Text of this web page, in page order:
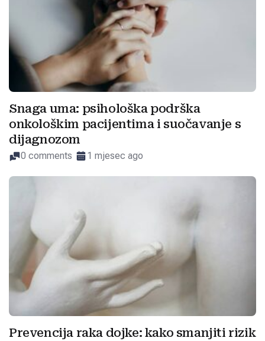
Snaga uma: psihološka podrška
onkološkim pacijentima i suočavanje s
dijagnozom
0 comments 1 mjesec ago
Prevencija raka dojke: kako smanjiti rizik